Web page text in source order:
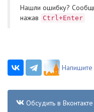
Нашли ошибку?
нажав
Ctrl+Enter
Напишите
Обсудить в Вконтакте